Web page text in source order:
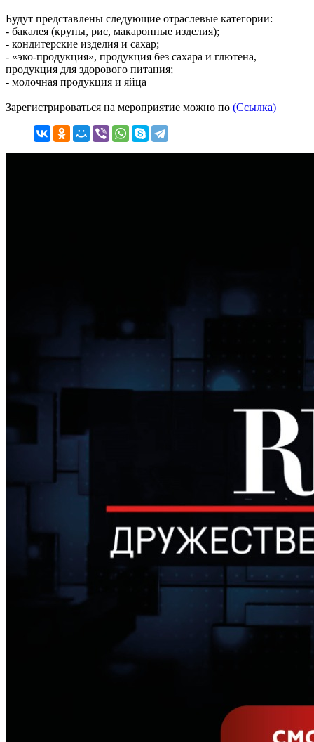
Будут представлены следующие отраслевые категории:
- бакалея (крупы, рис, макаронные изделия);
- кондитерские изделия и сахар;
- «эко-продукция», продукция без сахара и глютена,
продукция для здорового питания;
- молочная продукция и яйца
Зарегистрироваться на мероприятие можно по (Ссылка)